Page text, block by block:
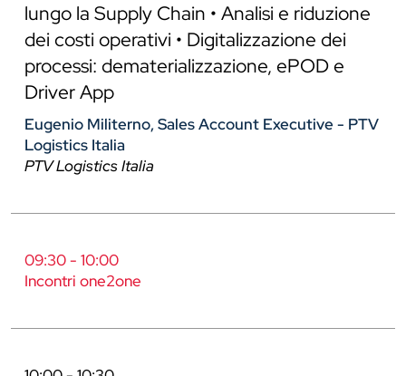
lungo la Supply Chain • Analisi e riduzione
dei costi operativi • Digitalizzazione dei
processi: dematerializzazione, ePOD e
Driver App
Eugenio Militerno, Sales Account Executive - PTV
Logistics Italia
PTV Logistics Italia
09:30 - 10:00
Incontri one2one